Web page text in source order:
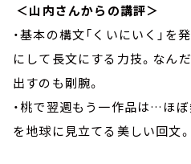
＜山内さんからの講評＞
・基本の構文「くいにいく」を
にして長文にする力技。なん
出すのも剛腕。
・桃で翌週もう一作品は…ほ
を地球に見立てる美しい回文。